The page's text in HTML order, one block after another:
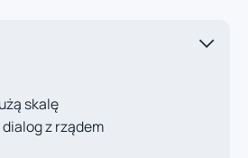
skalę
z rządem